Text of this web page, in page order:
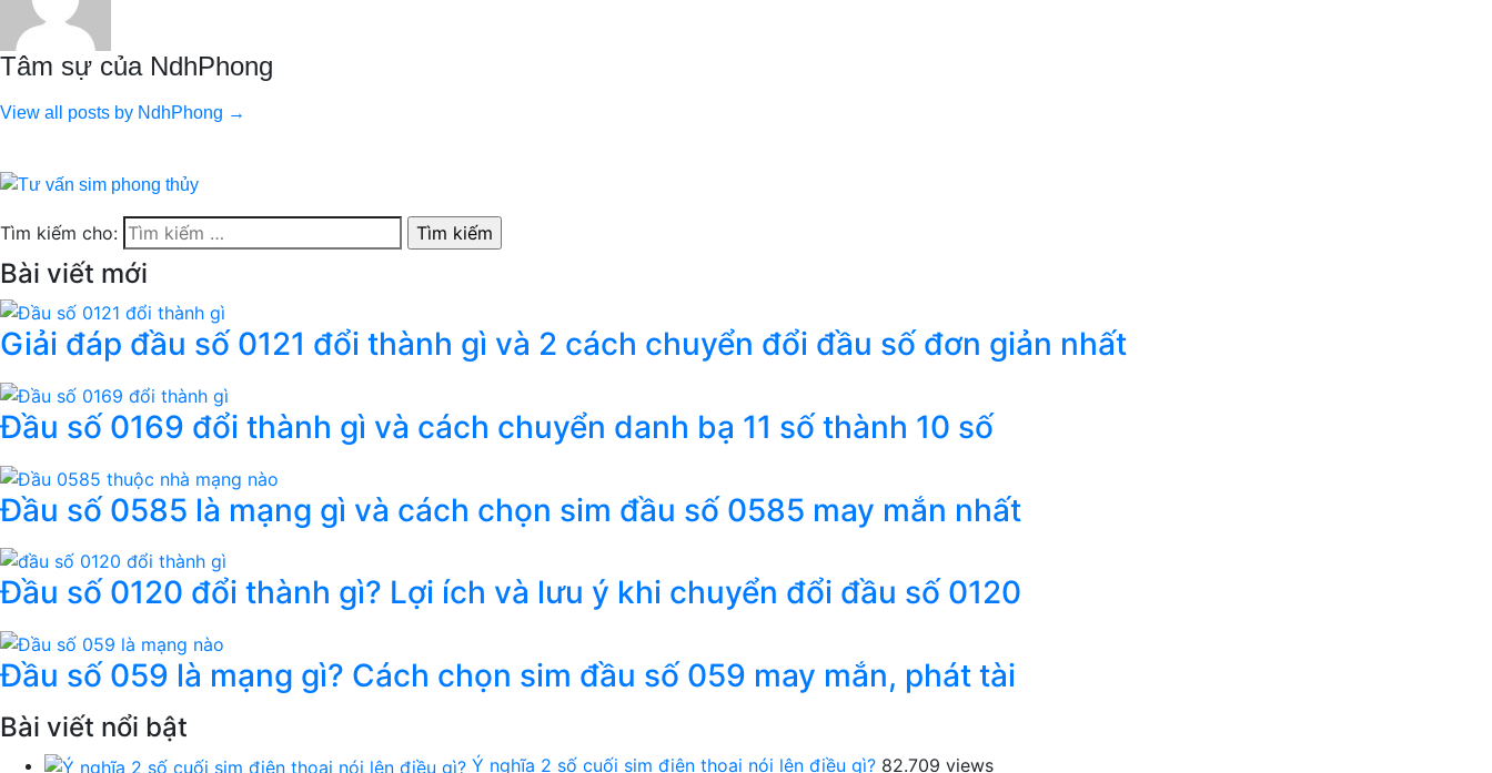
Tâm sự của NdhPhong
View all posts by NdhPhong →
Tìm kiếm cho:
Bài viết mới
Giải đáp đầu số 0121 đổi thành gì và 2 cách chuyển đổi đầu số đơn giản nhất
Đầu số 0169 đổi thành gì và cách chuyển danh bạ 11 số thành 10 số
Đầu số 0585 là mạng gì và cách chọn sim đầu số 0585 may mắn nhất
Đầu số 0120 đổi thành gì? Lợi ích và lưu ý khi chuyển đổi đầu số 0120
Đầu số 059 là mạng gì? Cách chọn sim đầu số 059 may mắn, phát tài
Bài viết nổi bật
Ý nghĩa 2 số cuối sim điện thoại nói lên điều gì? 82.709 views